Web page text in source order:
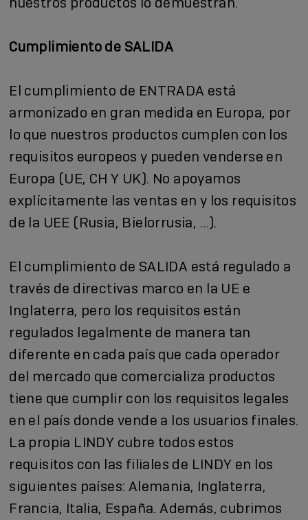
Cumplimiento de SALIDA
El cumplimiento de ENTRADA está
armonizado en gran medida en Europa, por
lo que nuestros productos cumplen con los
requisitos europeos y pueden venderse en
Europa (UE, CH Y UK). No apoyamos
explícitamente las ventas en y los requisitos
de la UEE (Rusia, Bielorrusia, …).
El cumplimiento de SALIDA está regulado a
través de directivas marco en la UE e
Inglaterra, pero los requisitos están
regulados legalmente de manera tan
diferente en cada país que cada operador
del mercado que comercializa productos
tiene que cumplir con los requisitos legales
en el país donde vende a los usuarios finales.
La propia LINDY cubre todos estos
requisitos con las filiales de LINDY en los
siguientes países: Alemania, Inglaterra,
Francia, Italia, España. Además, cubrimos